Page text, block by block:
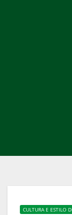
CULTURA E ESTILO